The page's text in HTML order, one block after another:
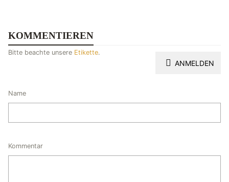
KOMMENTIEREN
Bitte beachte unsere Etikette.
ANMELDEN
Name
Kommentar